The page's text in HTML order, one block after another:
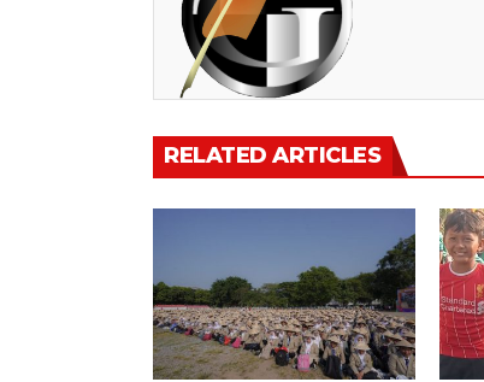
RELATED ARTICLES